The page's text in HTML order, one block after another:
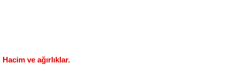
Hacim ve ağırlıklar.